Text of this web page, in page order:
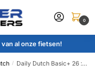
0
al onze fietsen!
/ Daily Dutch Basic+ 26 :: Matt Black :: 26 inch